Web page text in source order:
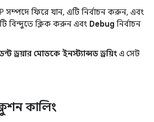
সম্পদে ফিরে যান, এটি নির্বাচন করুন, এবং
বিন্দুতে ক্লিক করুন এবং Debug নির্বাচন
ড্রয়ার মোডকে ইনস্ট্যান্সড ড্রয়িং এ সেট
কালিং